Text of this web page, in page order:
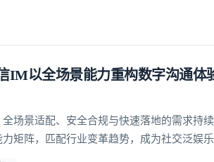
IM以全场景能力重构数字沟通体
场景适配、安全合规与快速落地的需求持
矩阵，匹配行业变革趋势，成为社交泛娱